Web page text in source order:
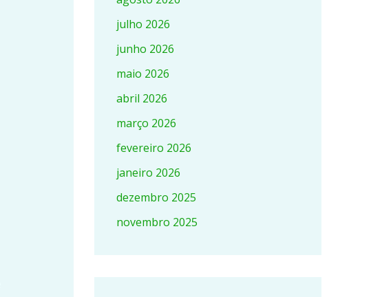
julho 2026
junho 2026
maio 2026
abril 2026
março 2026
fevereiro 2026
janeiro 2026
dezembro 2025
novembro 2025